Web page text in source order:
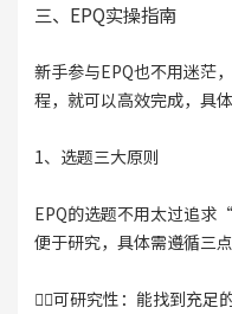
三、EPQ实操指南
新手参与EPQ也不用迷茫
程，就可以高效完成，具体
1、选题三大原则
EPQ的选题不用太过追求
便于研究，具体需遵循三点
👉🏻可研究性：能找到充